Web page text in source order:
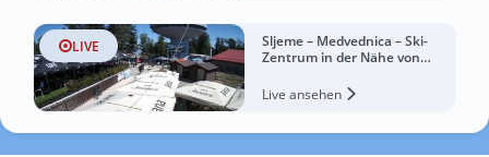
LIVE
Sljeme – Medvednica – Ski-
Zentrum in der Nähe von
Live ansehen